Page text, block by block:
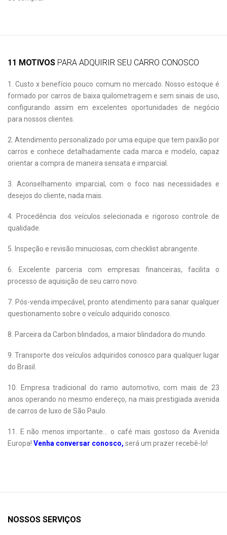
11 MOTIVOS PARA ADQUIRIR SEU CARRO CONOSCO
1. Custo x benefício pouco comum no mercado. Nosso estoque é
formado por carros de baixa quilometragem e sem sinais de uso,
configurando assim em excelentes oportunidades de negócio
para nossos clientes.
2. Atendimento personalizado por uma equipe que tem paixão por
carros e conhece detalhadamente cada marca e modelo, capaz
orientar a compra de maneira sensata e imparcial.
3. Aconselhamento imparcial, com o foco nas necessidades e
desejos do cliente, nada mais.
4. Procedência dos veículos selecionada e rigoroso controle de
qualidade.
5. Inspeção e revisão minuciosas, com checklist abrangente.
6. Excelente parceria com empresas financeiras, facilita o
processo de aquisição de seu carro novo.
7. Pós-venda impecável, pronto atendimento para sanar qualquer
questionamento sobre o veículo adquirido conosco.
8. Parceira da Carbon blindados, a maior blindadora do mundo.
9. Transporte dos veículos adquiridos conosco para qualquer lugar
do Brasil.
10. Empresa tradicional do ramo automotivo, com mais de 23
anos operando no mesmo endereço, na mais prestigiada avenida
de carros de luxo de São Paulo.
11. E não menos importante... o café mais gostoso da Avenida
Europa! Venha conversar conosco, será um prazer recebê-lo!
NOSSOS SERVIÇOS